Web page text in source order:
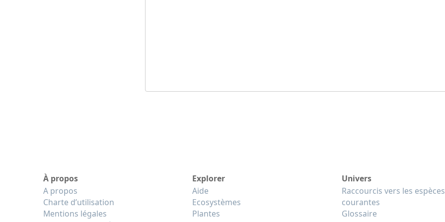
À propos
A propos
Charte d’utilisation
Mentions légales
Explorer
Aide
Ecosystèmes
Plantes
Univers
Raccourcis vers les espèces
courantes
Glossaire